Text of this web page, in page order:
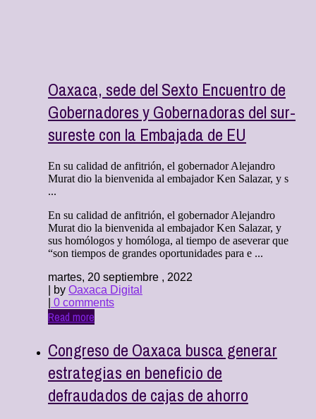
Oaxaca, sede del Sexto Encuentro de
Gobernadores y Gobernadoras del sur-
sureste con la Embajada de EU
En su calidad de anfitrión, el gobernador Alejandro
Murat dio la bienvenida al embajador Ken Salazar, y s
...
En su calidad de anfitrión, el gobernador Alejandro
Murat dio la bienvenida al embajador Ken Salazar, y
sus homólogos y homóloga, al tiempo de aseverar que
“son tiempos de grandes oportunidades para e ...
martes, 20 septiembre , 2022
| by Oaxaca Digital
0 comments
Read more
Congreso de Oaxaca busca generar
estrategias en beneficio de
defraudados de cajas de ahorro